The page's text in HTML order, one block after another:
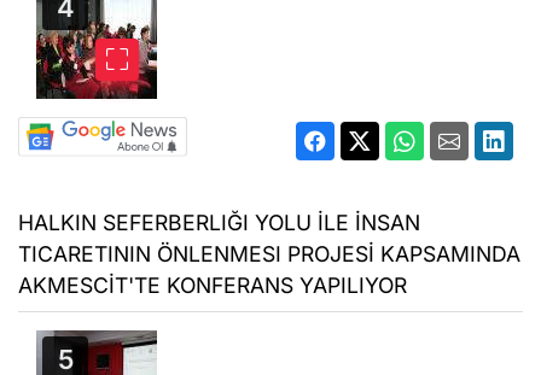
HALKIN SEFERBERLIĞI YOLU İLE İNSAN
TICARETININ ÖNLENMESI PROJESİ KAPSAMINDA
AKMESCİT'TE KONFERANS YAPILIYOR